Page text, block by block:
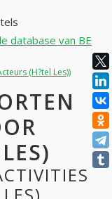
database van BE
(H?tel Les))